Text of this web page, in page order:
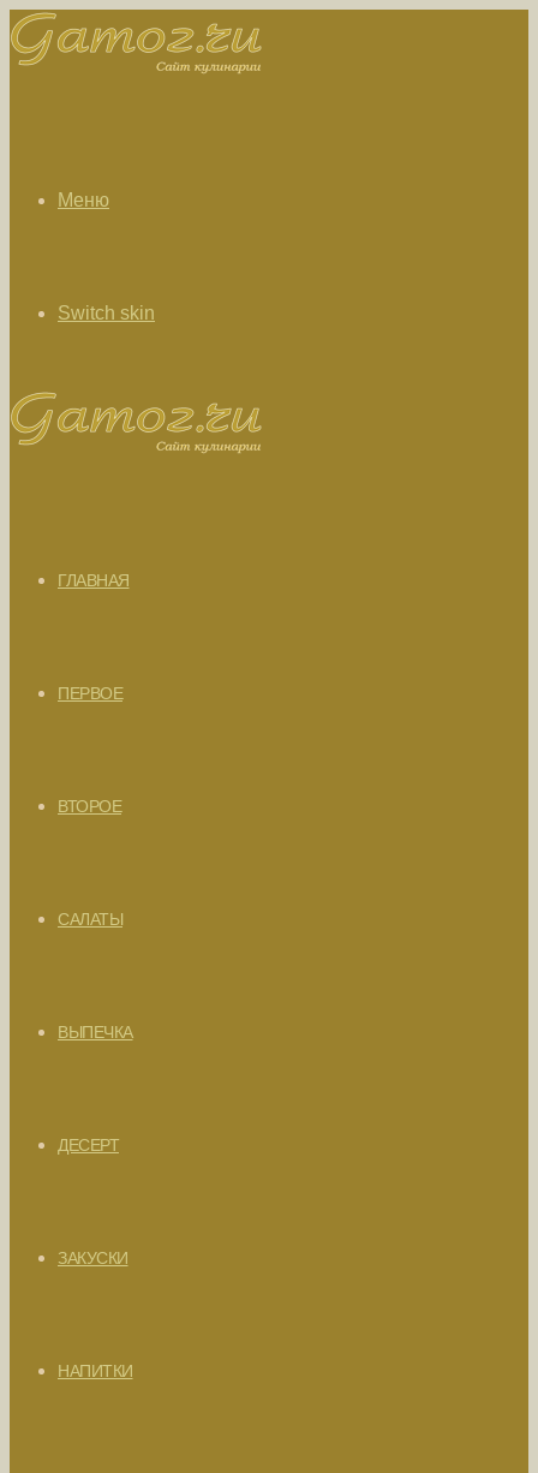
Меню
Switch skin
ГЛАВНАЯ
ПЕРВОЕ
ВТОРОЕ
САЛАТЫ
ВЫПЕЧКА
ДЕСЕРТ
ЗАКУСКИ
НАПИТКИ